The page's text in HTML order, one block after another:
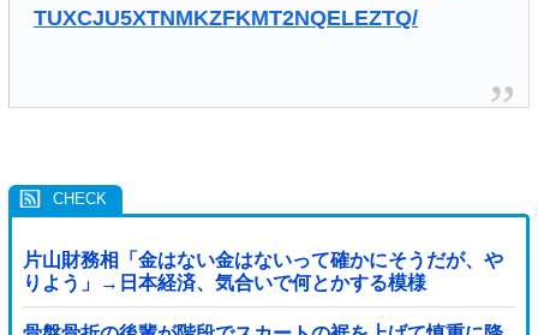
TUXCJU5XTNMKZFKMT2NQELEZTQ/
片山財務相「金はない金はないって確かにそうだが、や
りよう」→日本経済、気合いで何とかする模様